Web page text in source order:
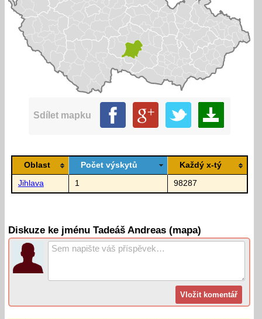
Sdílet mapku
Oblast Počet výskytů Každý x-tý
Jihlava 1 98287
Diskuze ke jménu Tadeáš Andreas (mapa)